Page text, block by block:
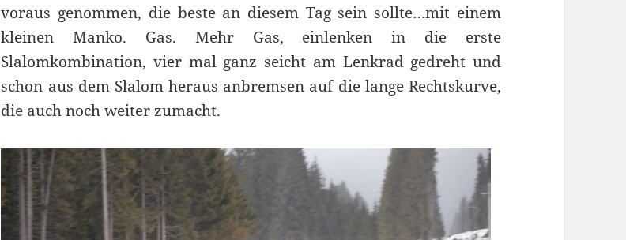
voraus genommen, die beste an diesem Tag sein sollte…mit einem
kleinen Manko. Gas. Mehr Gas, einlenken in die erste
Slalomkombination, vier mal ganz seicht am Lenkrad gedreht und
schon aus dem Slalom heraus anbremsen auf die lange Rechtskurve,
die auch noch weiter zumacht.